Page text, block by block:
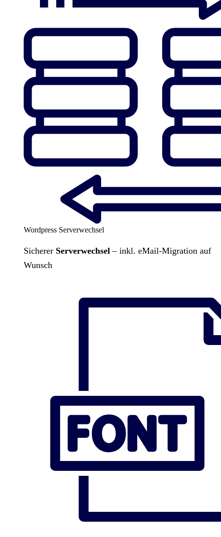
Wordpress Serverwechsel
Sicherer Serverwechsel – inkl. eMail-Migration auf
Wunsch